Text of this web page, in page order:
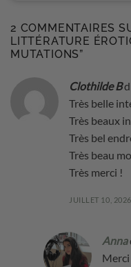
2 COMMENTAIRES
LITTÉRATURE
MUTATIONS”
Clothilde B
Très belle
Très beaux
Très bel
Très beau
Très merci !
JUILLET 10,
Anna